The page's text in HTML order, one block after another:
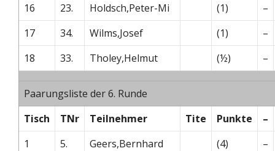
16
23. Holdsch,Peter-Mi (1)
–
17
34. Wilms,Josef (1)
–
18
33. Tholey,Helmut (½) –
Paarungsliste der 6. Runde
Tisch
TNr Teilnehmer Tite Punkte
–
1
5. Geers,Bernhard (4)
–